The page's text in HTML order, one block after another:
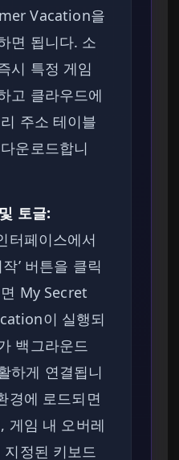
Vacation을
면 됩니다. 소
시 특정 게임
고 클라우드에
주소 테이블
운로드합니
토글:
터페이스에서
’ 버튼을 클릭
My Secret
이 실행되
백그라운드
하게 연결됩니
경에 로드되면
게임 내 오버레
정된 키보드